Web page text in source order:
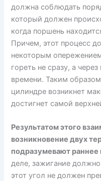
должна соблюдать
который должен
когда поршень
Причем, этот процесс
некоторым
гореть не сразу, а
времени. Таким
цилиндре возникнет
достигнет самой
Результатом этого
возникновение двух
подразумевают раннее
деле, зажигание
этот угол не должен